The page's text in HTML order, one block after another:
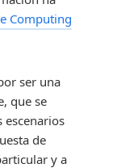
Computing
ser una
que se
escenarios
de
y a